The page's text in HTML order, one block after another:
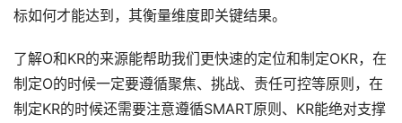
标如何才能达到，其衡量维度即关键结果。
了解O和KR的来源能帮助我们更快速的定位和制定OKR，在
制定O的时候一定要遵循聚焦、挑战、责任可控等原则，在
制定KR的时候还需要注意遵循SMART原则、KR能绝对支撑